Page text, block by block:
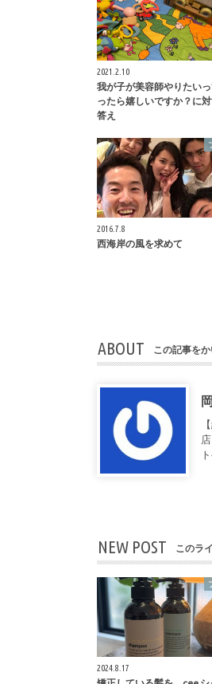
2021.2.10
我が子が美容師やりたい
ったら嬉しいですか？に
答え
2016.7.8
西海岸の風を求めて
ABOUT この記事をか
NEW POST このラ
2024.8.17